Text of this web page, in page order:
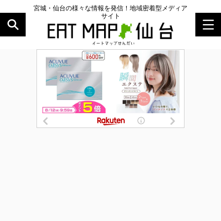
宮城・仙台の様々な情報を発信！地域密着型メディア
サイト